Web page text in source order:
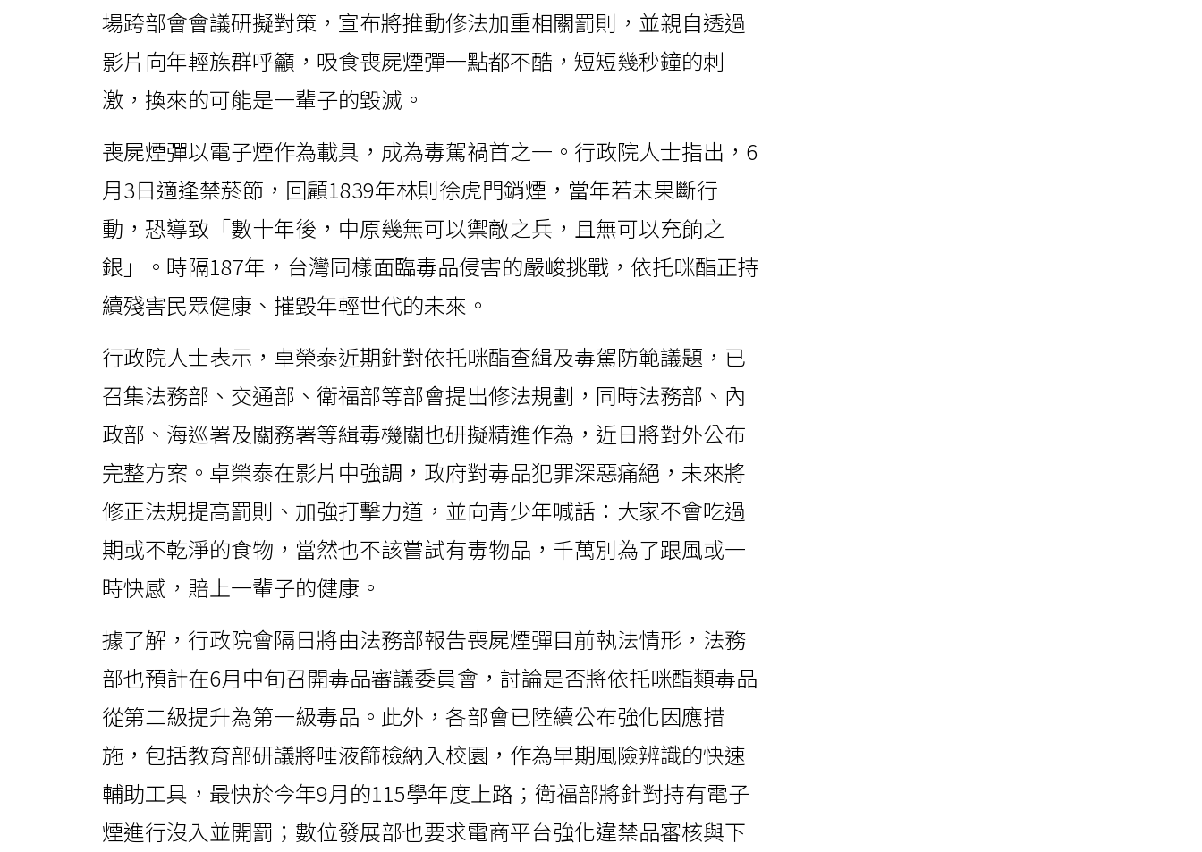
場跨部會會議研擬對策，宣布將推動修法加重相關罰則，並親自透過
影片向年輕族群呼籲，吸食喪屍煙彈一點都不酷，短短幾秒鐘的刺
激，換來的可能是一輩子的毀滅。
喪屍煙彈以電子煙作為載具，成為毒駕禍首之一。行政院人士指出，6
月3日適逢禁菸節，回顧1839年林則徐虎門銷煙，當年若未果斷行
動，恐導致「數十年後，中原幾無可以禦敵之兵，且無可以充餉之
銀」。時隔187年，台灣同樣面臨毒品侵害的嚴峻挑戰，依托咪酯正持
續殘害民眾健康、摧毀年輕世代的未來。
行政院人士表示，卓榮泰近期針對依托咪酯查緝及毒駕防範議題，已
召集法務部、交通部、衛福部等部會提出修法規劃，同時法務部、內
政部、海巡署及關務署等緝毒機關也研擬精進作為，近日將對外公布
完整方案。卓榮泰在影片中強調，政府對毒品犯罪深惡痛絕，未來將
修正法規提高罰則、加強打擊力道，並向青少年喊話：大家不會吃過
期或不乾淨的食物，當然也不該嘗試有毒物品，千萬別為了跟風或一
時快感，賠上一輩子的健康。
據了解，行政院會隔日將由法務部報告喪屍煙彈目前執法情形，法務
部也預計在6月中旬召開毒品審議委員會，討論是否將依托咪酯類毒品
從第二級提升為第一級毒品。此外，各部會已陸續公布強化因應措
施，包括教育部研議將唾液篩檢納入校園，作為早期風險辨識的快速
輔助工具，最快於今年9月的115學年度上路；衛福部將針對持有電子
煙進行沒入並開罰；數位發展部也要求電商平台強化違禁品審核與下